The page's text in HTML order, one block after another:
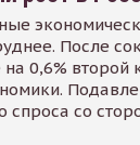
После
0,6% второй
спроса со